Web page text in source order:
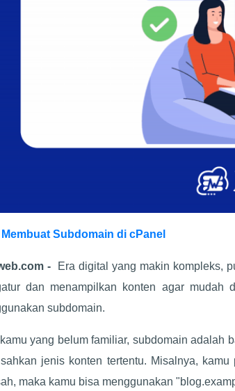
Subdomain di cPanel
-
Era digital yang makin kompleks,
dan menampilkan konten agar
subdomain.
yang belum familiar, subdomain adalah
jenis konten tertentu. Misalnya,
maka kamu bisa menggunakan